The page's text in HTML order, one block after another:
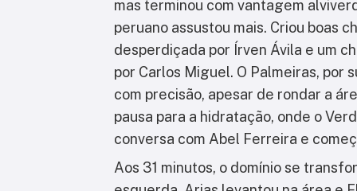
mas terminou com vantagem
peruano assustou mais. Criou boas
desperdiçada por Írven Ávila e um
por Carlos Miguel. O Palmeiras, por
com precisão, apesar de rondar a
pausa para a hidratação, onde o
conversa com Abel Ferreira e
Aos 31 minutos, o domínio se